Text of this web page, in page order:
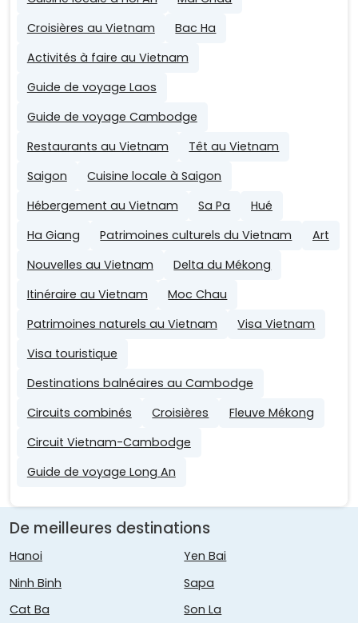
Croisières au Vietnam
Bac Ha
Activités à faire au Vietnam
Guide de voyage Laos
Guide de voyage Cambodge
Restaurants au Vietnam
Têt au Vietnam
Saigon
Cuisine locale à Saigon
Hébergement au Vietnam
Sa Pa
Hué
Ha Giang
Patrimoines culturels du Vietnam
Art
Nouvelles au Vietnam
Delta du Mékong
Itinéraire au Vietnam
Moc Chau
Patrimoines naturels au Vietnam
Visa Vietnam
Visa touristique
Destinations balnéaires au Cambodge
Circuits combinés
Croisières
Fleuve Mékong
Circuit Vietnam-Cambodge
Guide de voyage Long An
De meilleures destinations
Hanoi
Yen Bai
Ninh Binh
Sapa
Cat Ba
Son La